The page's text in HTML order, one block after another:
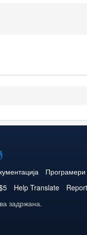
Програмери
Help Translate
задржана.